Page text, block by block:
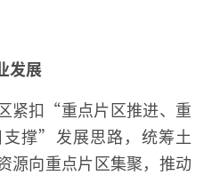
发展
紧扣“重点片区推进、重
撑”发展思路，统筹土
源向重点片区集聚，推动